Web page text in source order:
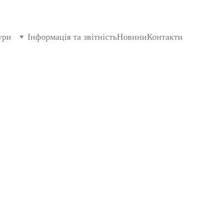
Інформація та звітністьНовиниКонтакти